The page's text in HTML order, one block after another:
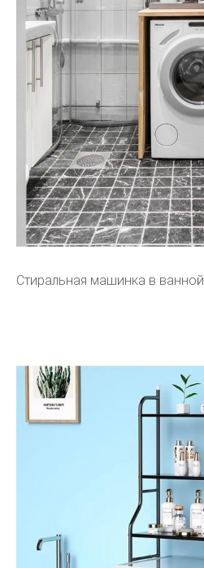
Стиральная машинка в ванной